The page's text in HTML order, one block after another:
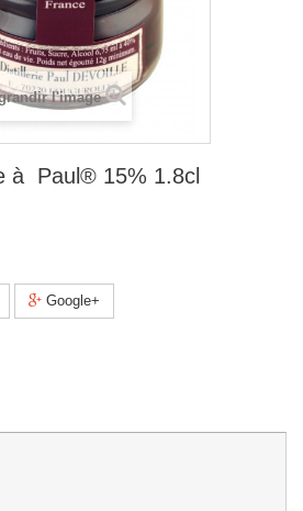
l'image
à Paul® 15% 1.8cl
Google+